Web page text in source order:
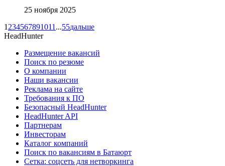
25 ноября 2025
1 234567891011 ...55дальше
HeadHunter
Размещение вакансий
Поиск по резюме
О компании
Наши вакансии
Реклама на сайте
Требования к ПО
Безопасный HeadHunter
HeadHunter API
Партнерам
Инвесторам
Каталог компаний
Поиск по вакансиям в Батаюрт
Сетка: соцсеть для нетворкинга